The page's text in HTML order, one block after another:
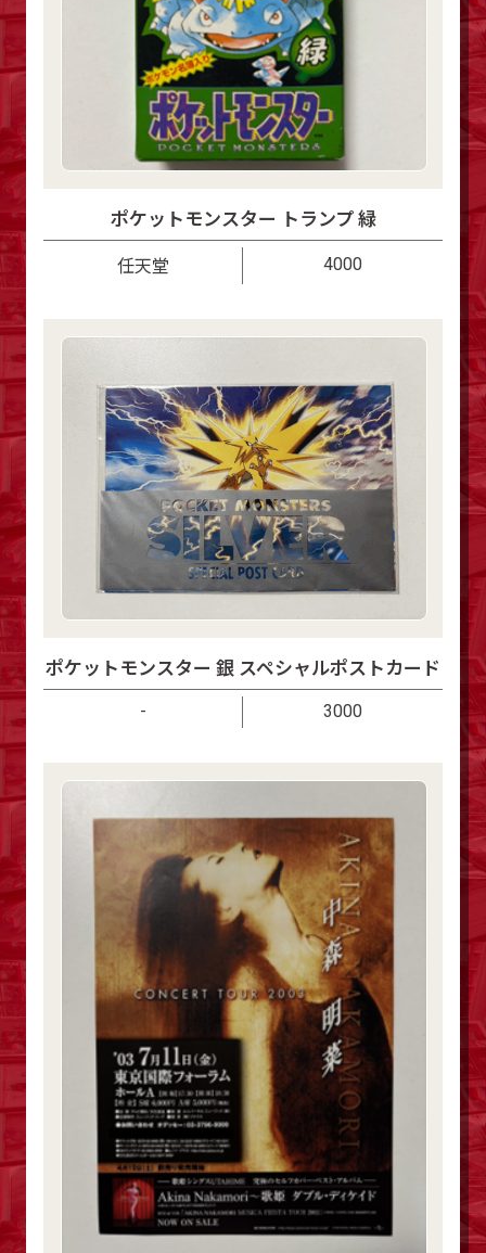
ポケットモンスター トランプ 緑
任天堂 4000
ポケットモンスター 銀 スペシャルポストカード
- 3000